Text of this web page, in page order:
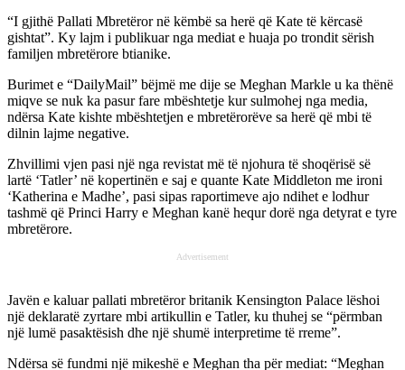
“I gjithë Pallati Mbretëror në këmbë sa herë që Kate të kërcasë
gishtat”. Ky lajm i publikuar nga mediat e huaja po trondit sërish
familjen mbretërore btianike.
Burimet e “DailyMail” bëjmë me dije se Meghan Markle u ka thënë
miqve se nuk ka pasur fare mbështetje kur sulmohej nga media,
ndërsa Kate kishte mbështetjen e mbretërorëve sa herë që mbi të
dilnin lajme negative.
Zhvillimi vjen pasi një nga revistat më të njohura të shoqërisë së
lartë ‘Tatler’ në kopertinën e saj e quante Kate Middleton me ironi
‘Katherina e Madhe’, pasi sipas raportimeve ajo ndihet e lodhur
tashmë që Princi Harry e Meghan kanë hequr dorë nga detyrat e tyre
mbretërore.
Advertisement
Javën e kaluar pallati mbretëror britanik Kensington Palace lëshoi
një deklaratë zyrtare mbi artikullin e Tatler, ku thuhej se “përmban
një lumë pasaktësish dhe një shumë interpretime të rreme”.
Ndërsa së fundmi një mikeshë e Meghan tha për mediat: “Meghan